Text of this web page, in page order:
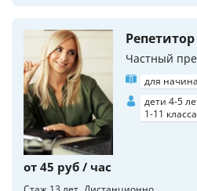
Частный
для
дети 4-5
1-11
от 45 руб / час